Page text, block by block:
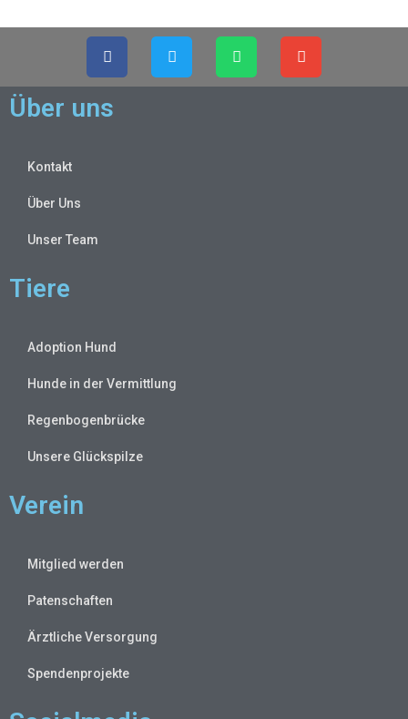
Über uns
Kontakt
Über Uns
Unser Team
Tiere
Adoption Hund
Hunde in der Vermittlung
Regenbogenbrücke
Unsere Glückspilze
Verein
Mitglied werden
Patenschaften
Ärztliche Versorgung
Spendenprojekte